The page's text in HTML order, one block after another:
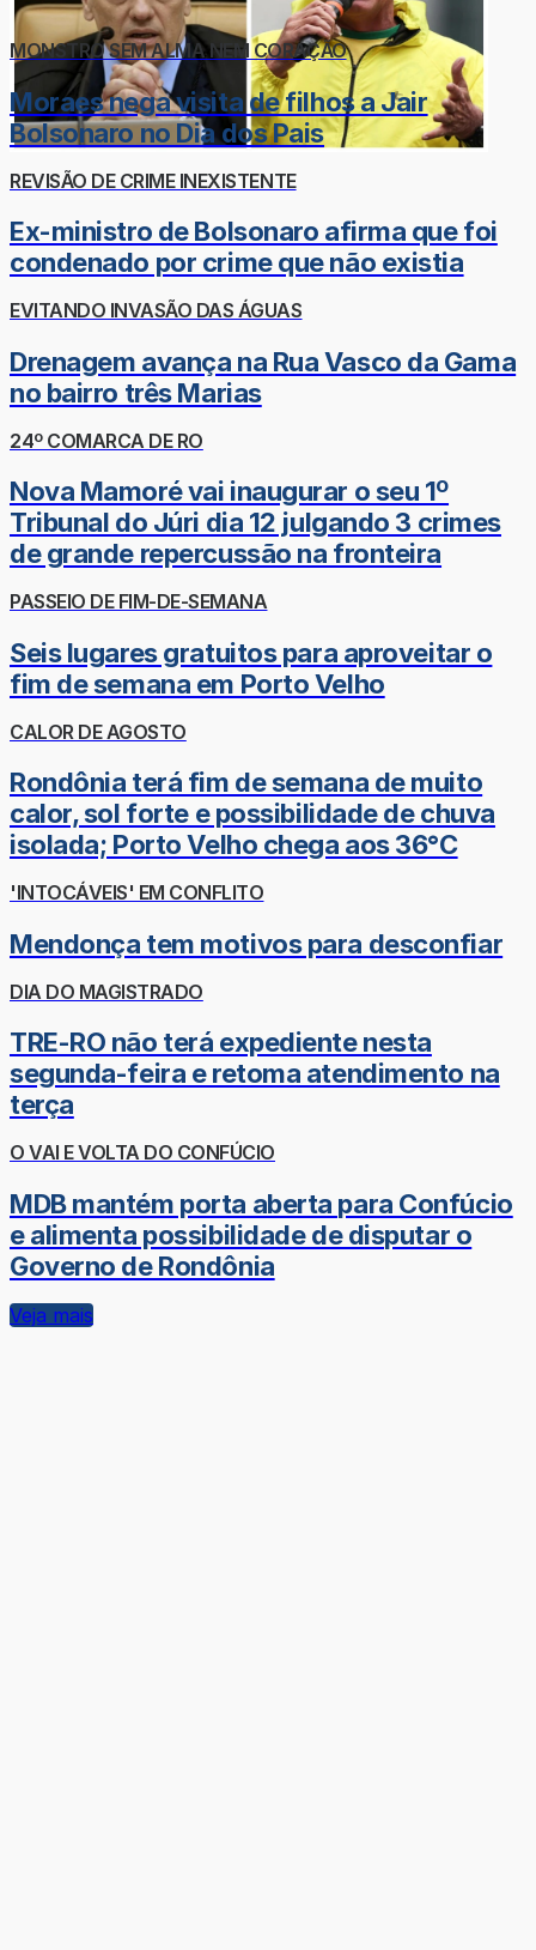
MONSTRO SEM ALMA NEM CORAÇÃO
Moraes nega visita de filhos a Jair
Bolsonaro no Dia dos Pais
REVISÃO DE CRIME INEXISTENTE
Ex-ministro de Bolsonaro afirma que foi
condenado por crime que não existia
EVITANDO INVASÃO DAS ÁGUAS
Drenagem avança na Rua Vasco da Gama
no bairro três Marias
24º COMARCA DE RO
Nova Mamoré vai inaugurar o seu 1º
Tribunal do Júri dia 12 julgando 3 crimes
de grande repercussão na fronteira
PASSEIO DE FIM-DE-SEMANA
Seis lugares gratuitos para aproveitar o
fim de semana em Porto Velho
CALOR DE AGOSTO
Rondônia terá fim de semana de muito
calor, sol forte e possibilidade de chuva
isolada; Porto Velho chega aos 36°C
'INTOCÁVEIS' EM CONFLITO
Mendonça tem motivos para desconfiar
DIA DO MAGISTRADO
TRE-RO não terá expediente nesta
segunda-feira e retoma atendimento na
terça
O VAI E VOLTA DO CONFÚCIO
MDB mantém porta aberta para Confúcio
e alimenta possibilidade de disputar o
Governo de Rondônia
Veja mais